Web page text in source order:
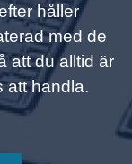
håller
med de
att du alltid är
att handla.